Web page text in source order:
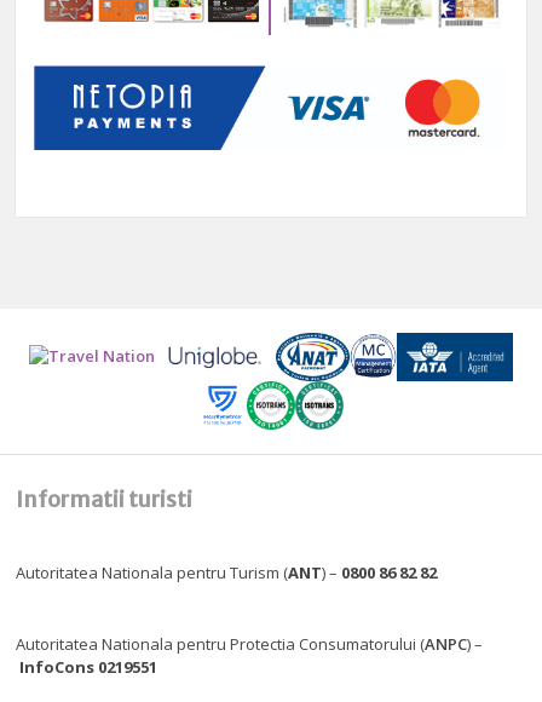
Informatii turisti
Autoritatea Nationala pentru Turism (ANT) – 0800 86 82 82
Autoritatea Nationala pentru Protectia Consumatorului (ANPC) –
InfoCons 0219551